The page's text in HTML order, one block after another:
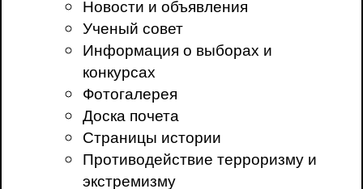
Новости и объявления
Ученый совет
Информация о выборах и
конкурсах
Фотогалерея
Доска почета
Страницы истории
Противодействие терроризму и
экстремизму